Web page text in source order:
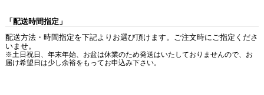
「配送時間指定」
配送方法・時間指定を下記よりお選び頂けます。ご注文時にご指定くださ
いませ。
※土日祝日、年末年始、お盆は休業のため発送はいたしておりませんので、お
届け希望日は少し余裕をもってお申込み下さい。